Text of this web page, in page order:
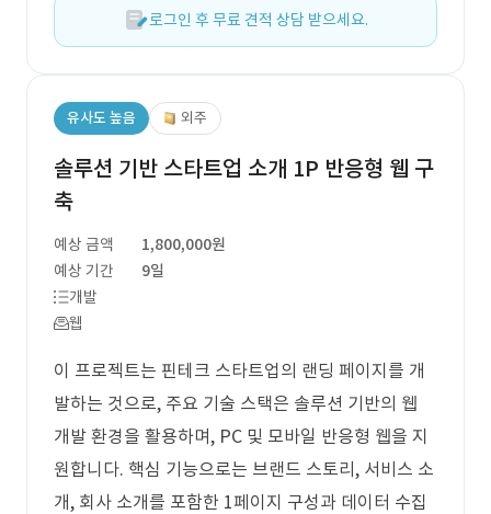
로그인 후 무료 견적 상담 받으세요.
유사도 높음 외주
솔루션 기반 스타트업 소개 1P 반응형 웹 구
축
예상 금액
1,800,000원
예상 기간
9일
개발
웹
이 프로젝트는 핀테크 스타트업의 랜딩 페이지를 개
발하는 것으로, 주요 기술 스택은 솔루션 기반의 웹
개발 환경을 활용하며, PC 및 모바일 반응형 웹을 지
원합니다. 핵심 기능으로는 브랜드 스토리, 서비스 소
개, 회사 소개를 포함한 1페이지 구성과 데이터 수집